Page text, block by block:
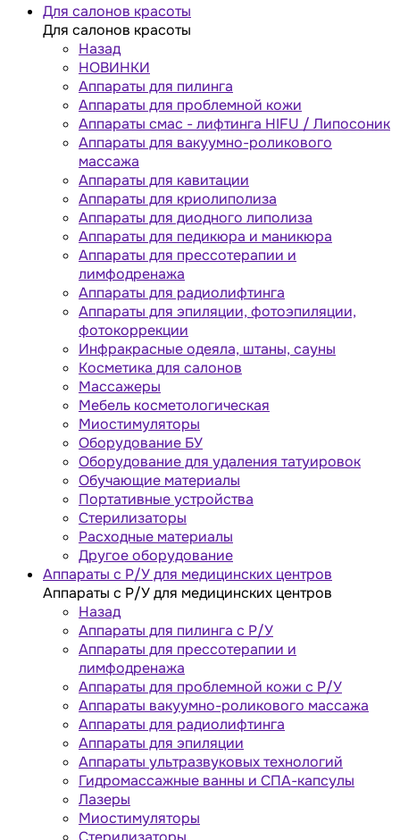
Для салонов красоты
Для салонов красоты
Назад
НОВИНКИ
Аппараты для пилинга
Аппараты для проблемной кожи
Аппараты cмас - лифтинга HIFU / Липосоник
Аппараты для вакуумно-роликового
массажа
Аппараты для кавитации
Аппараты для криолиполиза
Аппараты для диодного липолиза
Аппараты для педикюра и маникюра
Аппараты для прессотерапии и
лимфодренажа
Аппараты для радиолифтинга
Аппараты для эпиляции, фотоэпиляции,
фотокоррекции
Инфракрасные одеяла, штаны, сауны
Косметика для салонов
Массажеры
Мебель косметологическая
Миостимуляторы
Оборудование БУ
Оборудование для удаления татуировок
Обучающие материалы
Портативные устройства
Стерилизаторы
Расходные материалы
Другое оборудование
Аппараты с Р/У для медицинских центров
Аппараты с Р/У для медицинских центров
Назад
Аппараты для пилинга с Р/У
Аппараты для прессотерапии и
лимфодренажа
Аппараты для проблемной кожи с Р/У
Аппараты вакуумно-роликового массажа
Аппараты для радиолифтинга
Аппараты для эпиляции
Аппараты ультразвуковых технологий
Гидромассажные ванны и СПА-капсулы
Лазеры
Миостимуляторы